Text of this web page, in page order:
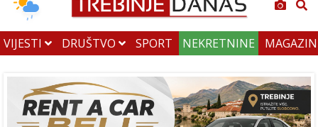
VIJESTI DRUŠTVO SPORT NEKRETNINE